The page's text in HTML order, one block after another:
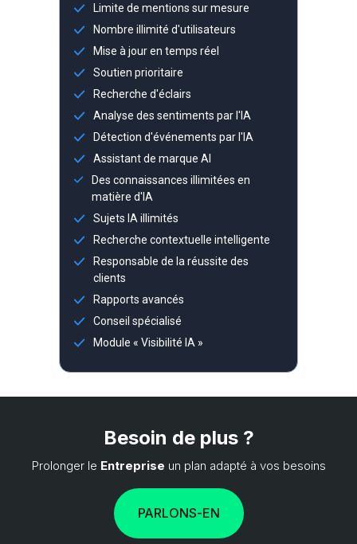
Limite de mentions sur mesure
Nombre illimité d'utilisateurs
Mise à jour en temps réel
Soutien prioritaire
Recherche d'éclairs
Analyse des sentiments par l'IA
Détection d'événements par l'IA
Assistant de marque AI
Des connaissances illimitées en
matière d'IA
Sujets IA illimités
Recherche contextuelle intelligente
Responsable de la réussite des
clients
Rapports avancés
Conseil spécialisé
Module « Visibilité IA »
Besoin de plus ?
Prolonger le Entreprise un plan adapté à vos besoins
PARLONS-EN